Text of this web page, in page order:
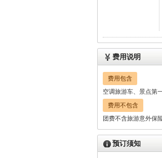
费用说明
费用包含
空调旅游车、景点第
费用不包含
团费不含旅游意外保
预订须知